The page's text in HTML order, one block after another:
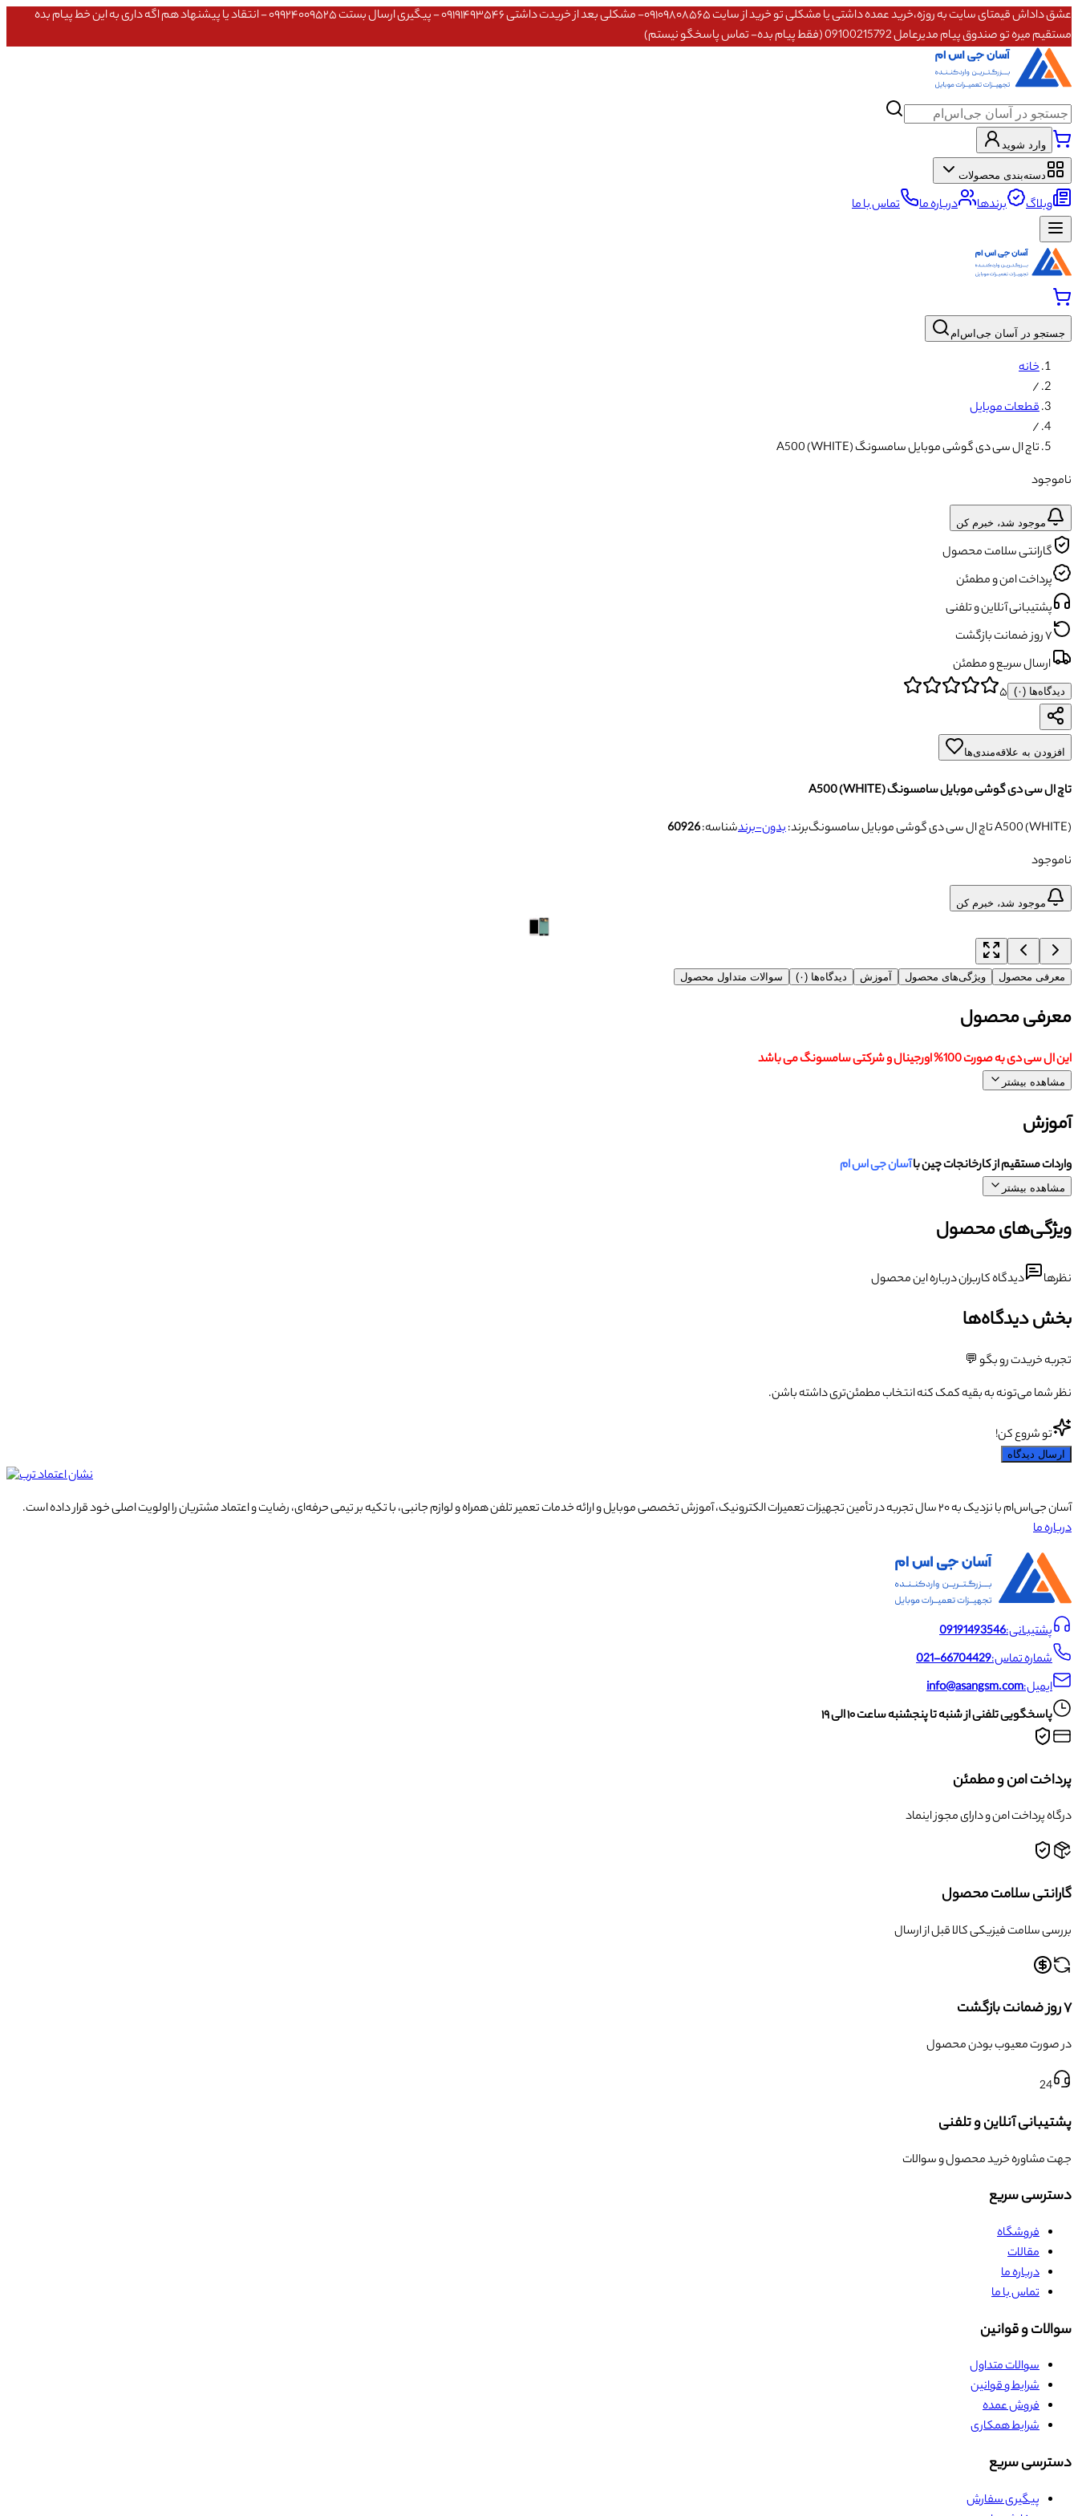
عشق داداش قیمتای سایت به روزه،خرید عمده داشتی یا مشکلی تو خرید از سایت ۰۹۱۰۹۸۰۸۵۶۵- مشکلی بعد از خریدت داشتی ۰۹۱۹۱۴۹۳۵۴۶ - پیگیری ارسال بستت ۰۹۹۲۴۰۰۹۵۲۵ - انتقاد یا پیشنهاد هم اگه داری به این خط پیام بده
مستقیم میره تو صندوق پیام مدیرعامل 09100215792 (فقط پیام بده- تماس پاسخگو نیستم)
وارد شوید
دسته‌بندی محصولات
وبلاگ برندها درباره ما تماس با ما
جستجو در آسان جی‌اس‌ام
خانه
/
قطعات موبایل
/
تاچ ال سی دی گوشی موبایل سامسونگ A500 (WHITE)
ناموجود
موجود شد، خبرم کن
گارانتی سلامت محصول
پرداخت امن و مطمئن
پشتیبانی آنلاین و تلفنی
۷ روز ضمانت بازگشت
ارسال سریع و مطمئن
دیدگاه‌ها (۰) ۵
افزودن به علاقه‌مندی‌ها
تاچ ال سی دی گوشی موبایل سامسونگ A500 (WHITE)
تاچ ال سی دی گوشی موبایل سامسونگ A500 (WHITE)
برند:بدون-برندشناسه:60926
ناموجود
موجود شد، خبرم کن
معرفی محصول ویژگی‌های محصول آموزش دیدگاه‌ها (۰) سوالات متداول محصول
معرفی محصول
این ال سی دی به صورت 100% اورجینال و شرکتی سامسونگ می باشد
مشاهده بیشتر
آموزش
واردات مستقیم از کارخانجات چین باآسان جی اس ام
مشاهده بیشتر
ویژگی‌های محصول
نظرها دیدگاه کاربران درباره این محصول
بخش دیدگاه‌ها
تجربه خریدت رو بگو 💬
نظر شما می‌تونه به بقیه کمک کنه انتخاب مطمئن‌تری داشته باشن.
تو شروع کن!
ارسال دیدگاه
آسان جی‌اس‌ام با نزدیک به ۲۰ سال تجربه در تأمین تجهیزات تعمیرات الکترونیک، آموزش تخصصی موبایل و ارائه خدمات تعمیر تلفن همراه و لوازم جانبی، با تکیه بر تیمی حرفه‌ای، رضایت و اعتماد مشتریان را اولویت اصلی خود قرار داده است.
درباره ما
پشتیبانی:09191493546
شماره تماس:021-66704429
ایمیل:info@asangsm.com
پاسخگویی تلفنی از شنبه تا پنجشنبه ساعت ۱۰ الی ۱۹
پرداخت امن و مطمئن
درگاه پرداخت امن و دارای مجوز اینماد
گارانتی سلامت محصول
بررسی سلامت فیزیکی کالا قبل از ارسال
۷ روز ضمانت بازگشت
در صورت معیوب بودن محصول
24
پشتیبانی آنلاین و تلفنی
جهت مشاوره خرید محصول و سوالات
دسترسی سریع
فروشگاه
مقالات
درباره ما
تماس با ما
سوالات و قوانین
سوالات متداول
شرایط و قوانین
فروش عمده
شرایط همکاری
دسترسی سریع
پیگیری سفارش